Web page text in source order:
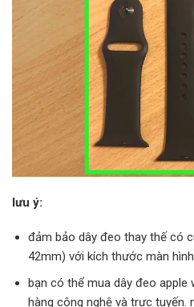
lưu ý:
đảm bảo dây đeo thay thế có
42mm) với kích thước màn
bạn có thể mua dây đeo
hàng công nghệ và trực tuyến.